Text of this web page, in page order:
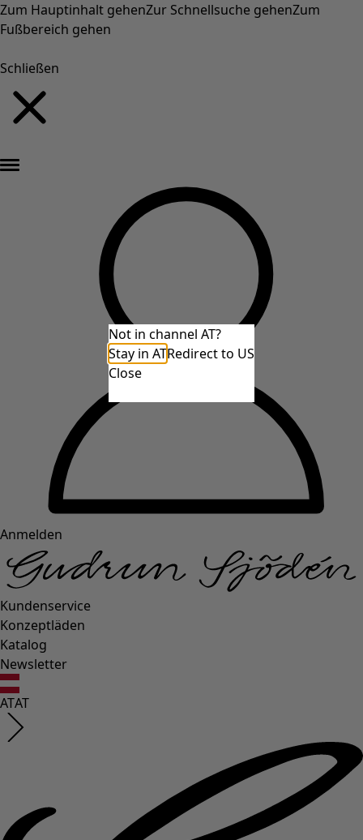
Zum Hauptinhalt gehenZur Schnellsuche gehenZum
Fußbereich gehen
Schließen
Anmelden
Kundenservice
Konzeptläden
Katalog
Newsletter
ATAT
Not in channel AT?
Stay in ATRedirect to US
Close